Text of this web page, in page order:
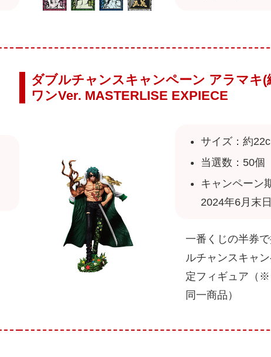
ダブルチャンスキャンペーン アラマキ(
ワンVer. MASTERLISE EXPIECE
サイズ：約
当選数：50個
キャンペーン
2024年6月末日
一番くじの半券
ルチャンスキャ
定フィギュア（※
同一商品）